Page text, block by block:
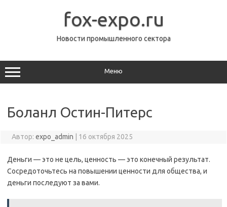
fox-expo.ru
Новости промышленного сектора
Меню
Боланл Остин-Питерс
Автор: expo_admin 16 октября 2025
Деньги — это не цель, ценность — это конечный результат.
Сосредоточьтесь на повышении ценности для общества, и
деньги последуют за вами.